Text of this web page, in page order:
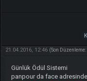
21.04.2016, 12:46 (Son
Günlük Ödül Sistemi
panpour da face adresinde